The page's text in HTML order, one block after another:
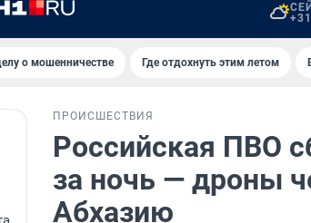
о мошенничестве Где отдохнуть этим летом
ПРОИСШЕСТВИЯ
Российская ПВО
за ночь — дроны
Абхазию